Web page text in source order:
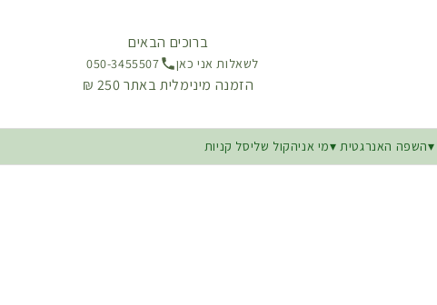
ברוכים הבאים
לשאלות אני כאן 050-3455507
הזמנה מינימלית באתר 250 ₪
השפה האנרגטית מי אניהקול שליסל קניות